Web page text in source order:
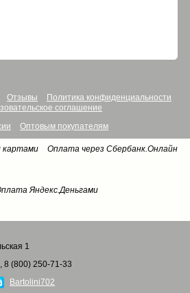
Отзывы
Политика конфиденциальности
соглашение
Оптовым покупателям
картами Оплата через Сбербанк.Онлайн
Яндекс.Деньгами
1
8 (800) 250-71-33
Bartolini702